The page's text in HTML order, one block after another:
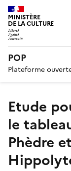
MINISTÈRE
DE LA CULTURE
POP
Plateforme
Etude pour
le
Phèdre et